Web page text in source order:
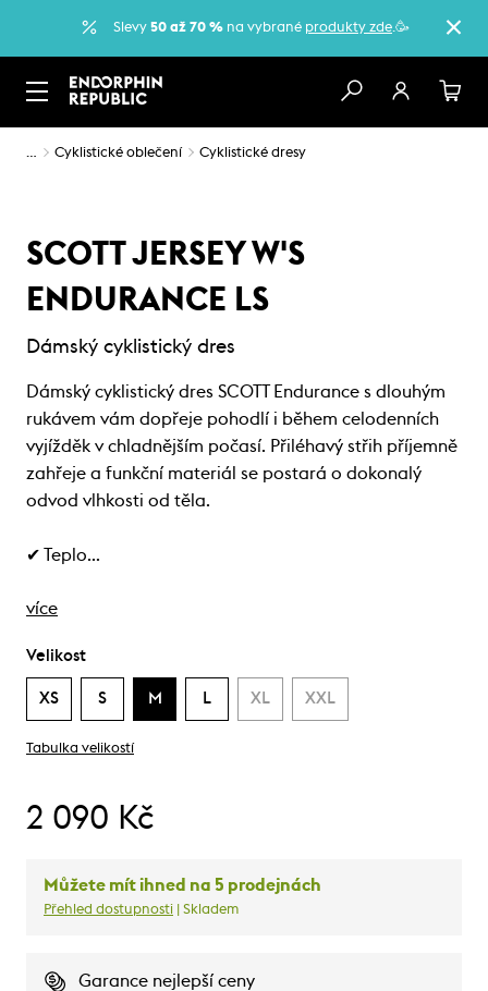
Slevy 50 až 70 % na vybrané produkty zde.🥳
… Cyklistické oblečení Cyklistické dresy
SCOTT JERSEY W'S
ENDURANCE LS
Dámský cyklistický dres
Dámský cyklistický dres SCOTT Endurance s dlouhým
rukávem vám dopřeje pohodlí i během celodenních
vyjížděk v chladnějším počasí. Přiléhavý střih příjemně
zahřeje a funkční materiál se postará o dokonalý
odvod vlhkosti od těla.
✔ Teplo…
více
Velikost
XS S M L XL XXL
Tabulka velikostí
2 090 Kč
Můžete mít ihned na 5 prodejnách
Přehled dostupnosti | Skladem
Garance nejlepší ceny